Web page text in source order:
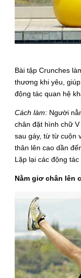
Bài tập Crunches
thương khi yêu,
động tác quan hệ
Cách làm: Người
chân đặt hình chữ
sau gáy, từ từ cuộn
thân lên cao dần
Lặp lại các động
Nằm giơ chân lên